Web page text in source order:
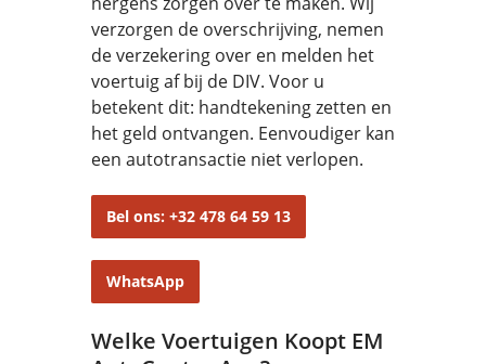
verzorgen de overschrijving, nemen
de verzekering over en melden het
voertuig af bij de DIV. Voor u
betekent dit: handtekening zetten en
het geld ontvangen. Eenvoudiger kan
een autotransactie niet verlopen.
Bel ons: +32 478 64 59 13
WhatsApp
Welke Voertuigen Koopt EM